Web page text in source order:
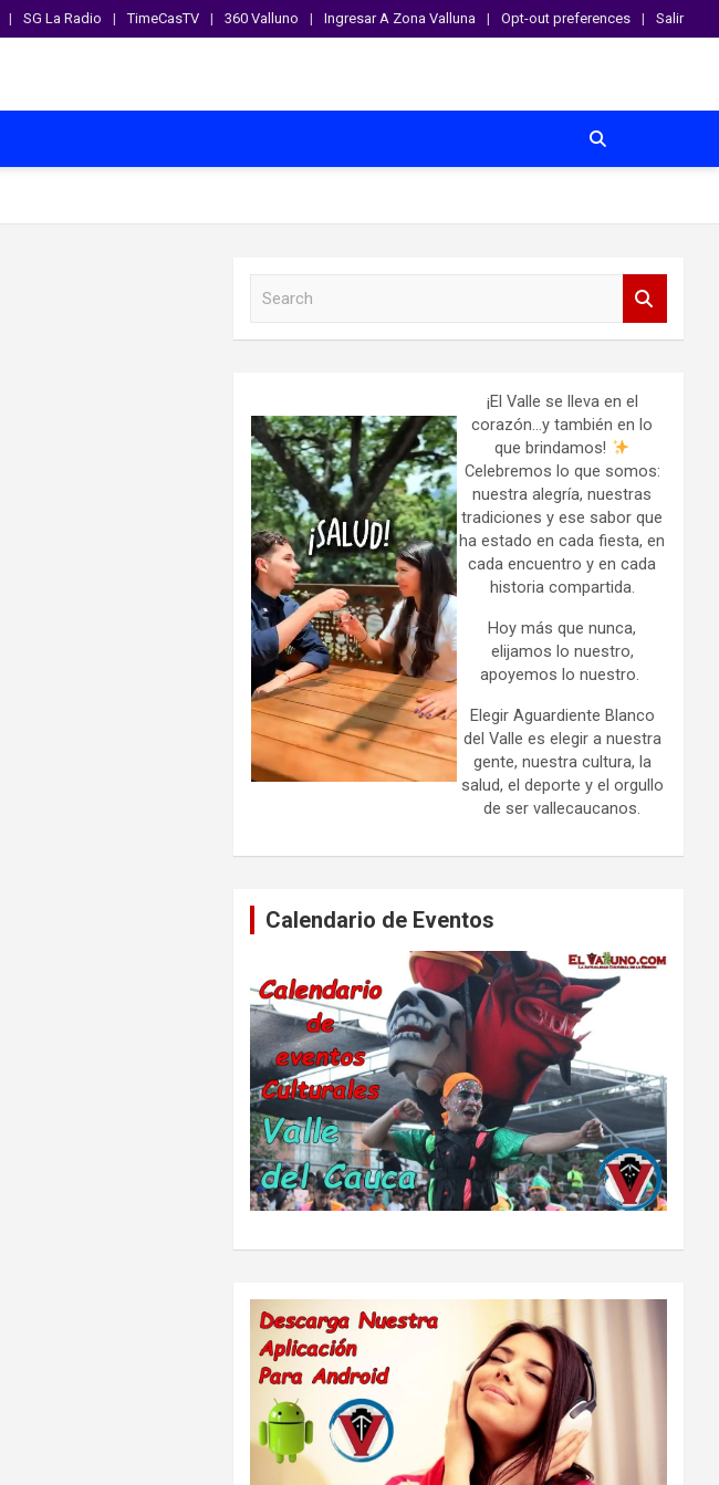
SG La Radio TimeCasTV 360 Valluno Ingresar A Zona Valluna Opt-out preferences Salir
¡El Valle se lleva en el
corazón…y también en lo
que brindamos!
Celebremos lo que somos:
nuestra alegría, nuestras
tradiciones y ese sabor que
ha estado en cada fiesta, en
cada encuentro y en cada
historia compartida.
Hoy más que nunca,
elijamos lo nuestro,
apoyemos lo nuestro.
Elegir Aguardiente Blanco
del Valle es elegir a nuestra
gente, nuestra cultura, la
salud, el deporte y el orgullo
de ser vallecaucanos.
Calendario de Eventos